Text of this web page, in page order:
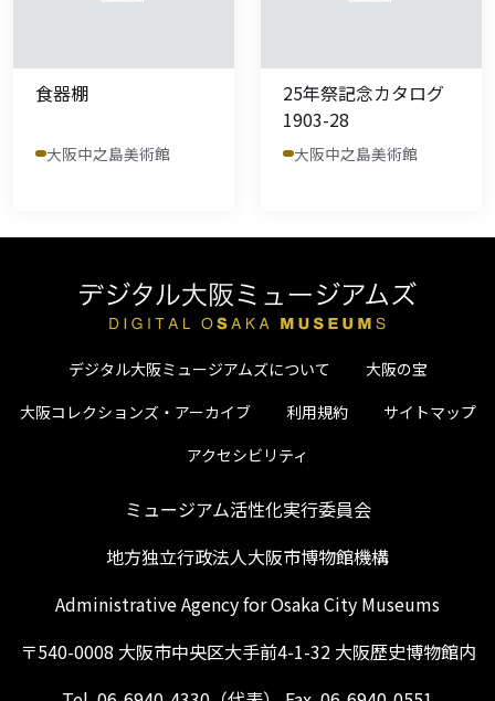
食器棚
大阪中之島美術館
25年祭記念カタログ
1903-28
大阪中之島美術館
デジタル大阪ミュージアムズについて
大阪の宝
大阪コレクションズ・アーカイブ
利用規約
サイトマップ
アクセシビリティ
ミュージアム活性化実行委員会
地方独立行政法人大阪市博物館機構
Administrative Agency for Osaka City Museums
〒540-0008 大阪市中央区大手前4-1-32 大阪歴史博物館内